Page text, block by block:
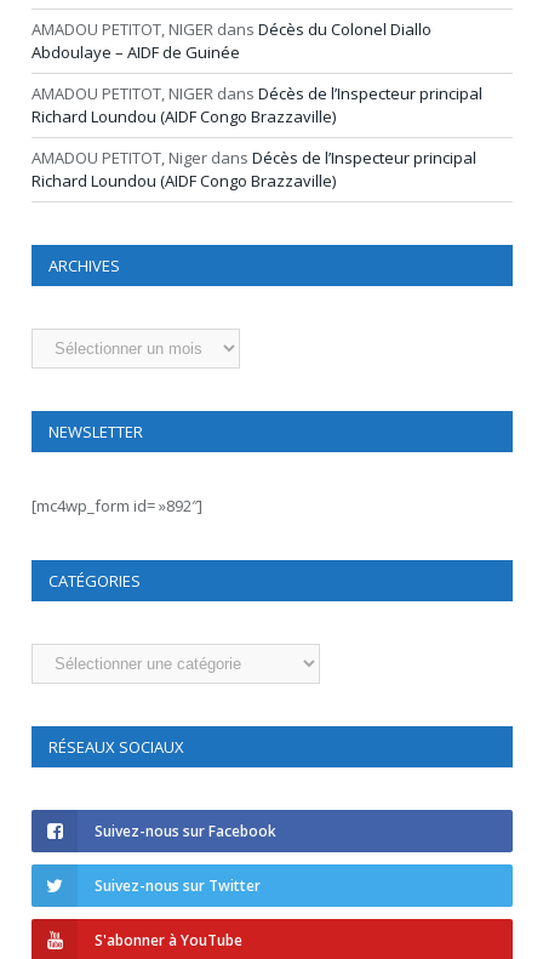
AMADOU PETITOT, NIGER dans Décès du Colonel Diallo
Abdoulaye – AIDF de Guinée
AMADOU PETITOT, NIGER dans Décès de l’Inspecteur principal
Richard Loundou (AIDF Congo Brazzaville)
AMADOU PETITOT, Niger dans Décès de l’Inspecteur principal
Richard Loundou (AIDF Congo Brazzaville)
ARCHIVES
Archives
NEWSLETTER
[mc4wp_form id= »892″]
CATÉGORIES
Catégories
RÉSEAUX SOCIAUX
Suivez-nous sur Facebook
Suivez-nous sur Twitter
S'abonner à YouTube